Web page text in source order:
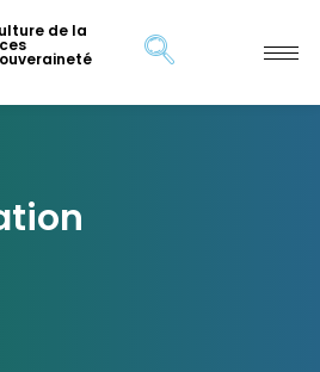
de la